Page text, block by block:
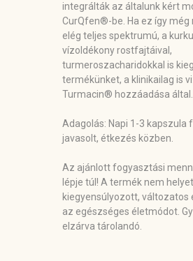
integrálták az általunk kért
CurQfen®-be. Ha ez így még
elég teljes spektrumú, a
vízoldékony rostfajtáival,
turmeroszacharidokkal is
termékünket, a klinikailag is
Turmacin® hozzáadása által.
Adagolás: Napi 1-3 kapszula
javasolt, étkezés közben.
Az ajánlott fogyasztási
lépje túl! A termék nem
kiegyensúlyozott, változatos
az egészséges életmódot.
elzárva tárolandó.